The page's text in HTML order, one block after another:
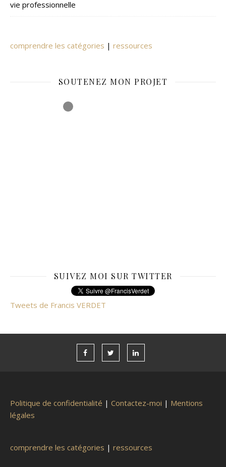
vie professionnelle
comprendre les catégories | ressources
SOUTENEZ MON PROJET
SUIVEZ MOI SUR TWITTER
Tweets de Francis VERDET
Politique de confidentialité | Contactez-moi | Mentions
légales
comprendre les catégories | ressources